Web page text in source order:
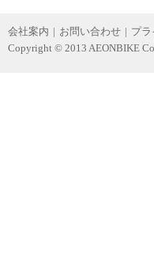
会社案内 | お問い合わせ | プ
Copyright © 2013 AEONBIKE